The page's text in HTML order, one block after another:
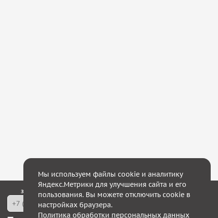
Закажите обратный звонок — в течение 10 минут мы с Вами свяжемся!
Мы используем файлы cookie и аналитику
Яндекс.Метрики для улучшения сайта и его
пользования. Вы можете отключить cookie в
настройках браузера.
Политика обработки персональных данных